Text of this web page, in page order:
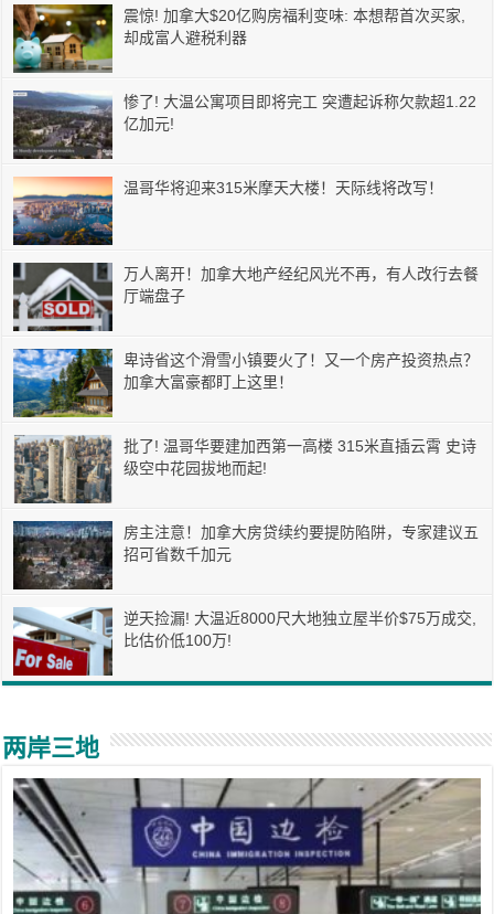
震惊! 加拿大$20亿购房福利变味: 本想帮首次买家,
却成富人避税利器
惨了! 大温公寓项目即将完工 突遭起诉称欠款超1.22
亿加元!
温哥华将迎来315米摩天大楼！天际线将改写！
万人离开！加拿大地产经纪风光不再，有人改行去餐
厅端盘子
卑诗省这个滑雪小镇要火了！又一个房产投资热点？
加拿大富豪都盯上这里！
批了! 温哥华要建加西第一高楼 315米直插云霄 史诗
级空中花园拔地而起!
房主注意！加拿大房贷续约要提防陷阱，专家建议五
招可省数千加元
逆天捡漏! 大温近8000尺大地独立屋半价$75万成交,
比估价低100万!
两岸三地